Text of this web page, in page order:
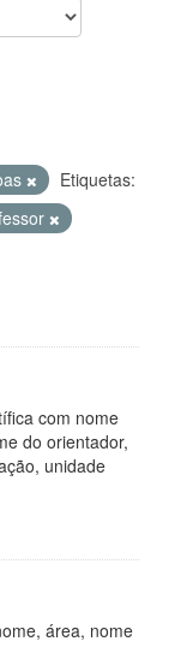
Etiquetas:
com nome
do orientador,
unidade
área, nome